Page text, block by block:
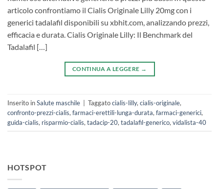
articolo confrontiamo il Cialis Originale Lilly 20mg con i
generici tadalafil disponibili su xbhit.com, analizzando prezzi,
efficacia e durata. Cialis Originale Lilly: Il Benchmark del
Tadalafil […]
CONTINUA A LEGGERE →
Inserito inSalute maschile Taggatocialis-lilly, cialis-originale,
confronto-prezzi-cialis, farmaci-erettili-lunga-durata, farmaci-generici,
guida-cialis, risparmio-cialis, tadacip-20, tadalafil-generico, vidalista-40
HOTSPOT